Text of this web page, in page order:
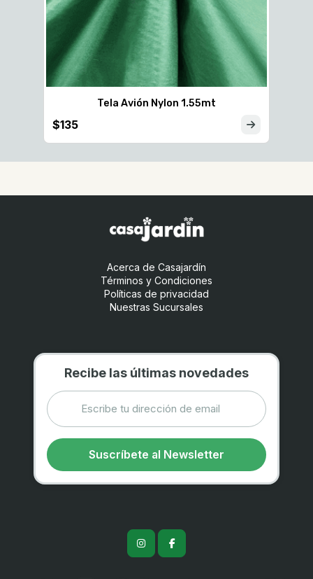
Tela Avión Nylon 1.55mt
$135
Acerca de Casajardín
Términos y Condiciones
Políticas de privacidad
Nuestras Sucursales
Recibe las últimas novedades
Suscríbete al Newsletter